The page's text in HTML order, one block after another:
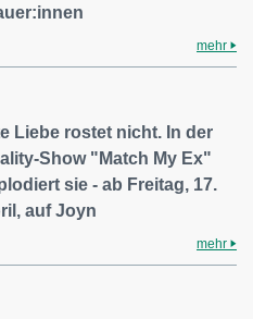
mehr
Liebe rostet nicht. In der
Show "Match My Ex"
sie - ab Freitag, 17.
auf Joyn
mehr